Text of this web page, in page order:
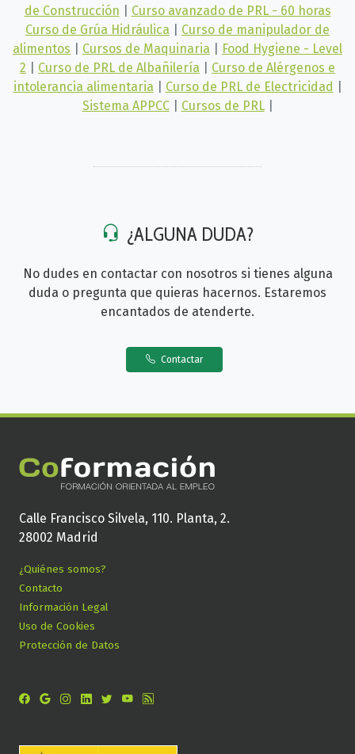
de Construcción
Curso avanzado de PRL - 60 horas
Curso de Grúa Hidráulica
Curso de manipulador de
alimentos
Cursos de Maquinaria
Food Hygiene - Level
2
Curso de PRL de Albañilería
Curso de Alérgenos e
intolerancia alimentaria
Curso de PRL de Electricidad
Sistema APPCC
Cursos de PRL
¿ALGUNA DUDA?
No dudes en contactar con nosotros si tienes alguna
duda o pregunta que quieras hacernos. Estaremos
encantados de atenderte.
Contactar
Calle Francisco Silvela, 110. Planta, 2.
28002 Madrid
¿Quiénes somos?
Contacto
Información Legal
Uso de Cookies
Protección de Datos